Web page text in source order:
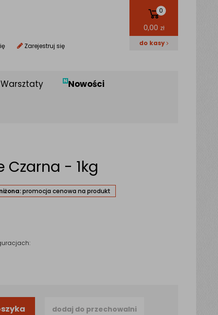
0
0,00 zł
do kasy
Zarejestruj się
Warsztaty Nowości
Czarna - 1kg
promocja cenowa na produkt
dodaj do przechowalni